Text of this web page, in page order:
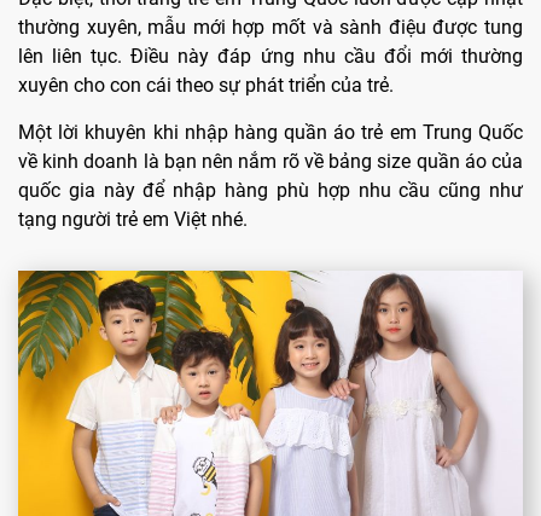
thường xuyên, mẫu mới hợp mốt và sành điệu được tung
lên liên tục. Điều này đáp ứng nhu cầu đổi mới thường
xuyên cho con cái theo sự phát triển của trẻ.
Một lời khuyên khi nhập hàng quần áo trẻ em Trung Quốc
về kinh doanh là bạn nên nắm rõ về bảng size quần áo của
quốc gia này để nhập hàng phù hợp nhu cầu cũng như
tạng người trẻ em Việt nhé.